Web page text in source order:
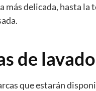
más delicada, hasta la
de
que estarán